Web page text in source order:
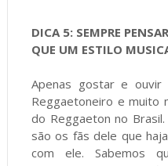
DICA 5: SEMPRE
QUE UM ESTILO
Apenas gostar e
Reggaetoneiro e muito
do Reggaeton no
são os fãs dele que
com ele. Sabemos